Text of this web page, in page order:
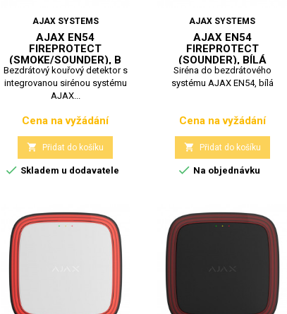
AJAX SYSTEMS
AJAX EN54
FIREPROTECT
(SMOKE/SOUNDER), B
Bezdrátový kouřový detektor s
integrovanou sirénou systému
AJAX...
Cena
Cena na vyžádání
 Přidat do košíku
 Skladem u dodavatele
AJAX SYSTEMS
AJAX EN54
FIREPROTECT
(SOUNDER), BÍLÁ
Siréna do bezdrátového
systému AJAX EN54, bílá
Cena
Cena na vyžádání
 Přidat do košíku
 Na objednávku